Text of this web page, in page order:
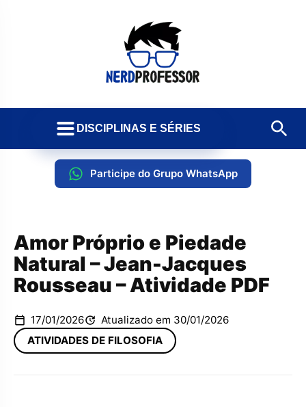
DISCIPLINAS E SÉRIES
Participe do Grupo WhatsApp
Amor Próprio e Piedade
Natural – Jean-Jacques
Rousseau – Atividade PDF
17/01/2026
Atualizado em 30/01/2026
ATIVIDADES DE FILOSOFIA